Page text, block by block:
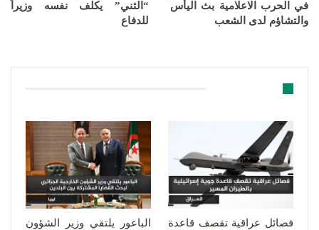
في الحرب الاعلامية بث اليأس
والتشاؤم لدى الشعب
“الثني” يكلف نفسه وزيراً
للدفاع
فصائل عراقية تقصف قاعدة
الباعور يلتقي وزير الشؤون